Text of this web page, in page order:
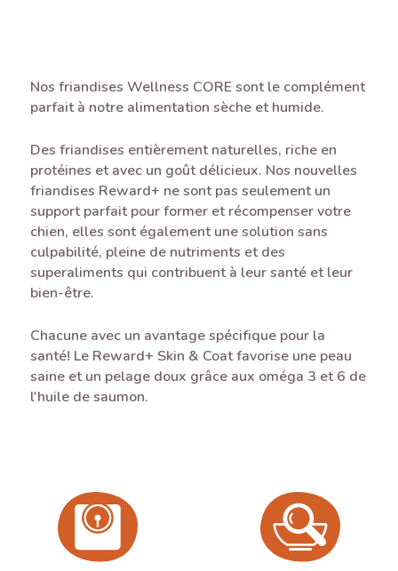
Nos friandises Wellness CORE sont le complément
parfait à notre alimentation sèche et humide.
Des friandises entièrement naturelles, riche en
protéines et avec un goût délicieux. Nos nouvelles
friandises Reward+ ne sont pas seulement un
support parfait pour former et récompenser votre
chien, elles sont également une solution sans
culpabilité, pleine de nutriments et des
superaliments qui contribuent à leur santé et leur
bien-être.
Chacune avec un avantage spécifique pour la
santé! Le Reward+ Skin & Coat favorise une peau
saine et un pelage doux grâce aux oméga 3 et 6 de
l'huile de saumon.